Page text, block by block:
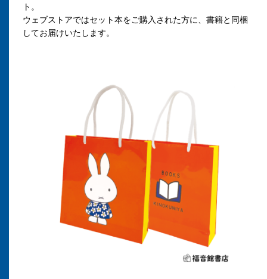
ト。
ウェブストアではセット本をご購入された方に、書籍と同梱
してお届けいたします。